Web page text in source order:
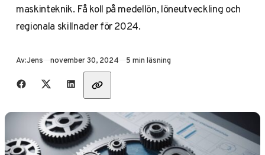
maskinteknik. Få koll på medellön, löneutveckling och
regionala skillnader för 2024.
Av:Jens Publicerad
november 30, 2024 5 min läsning
Dela med vänner